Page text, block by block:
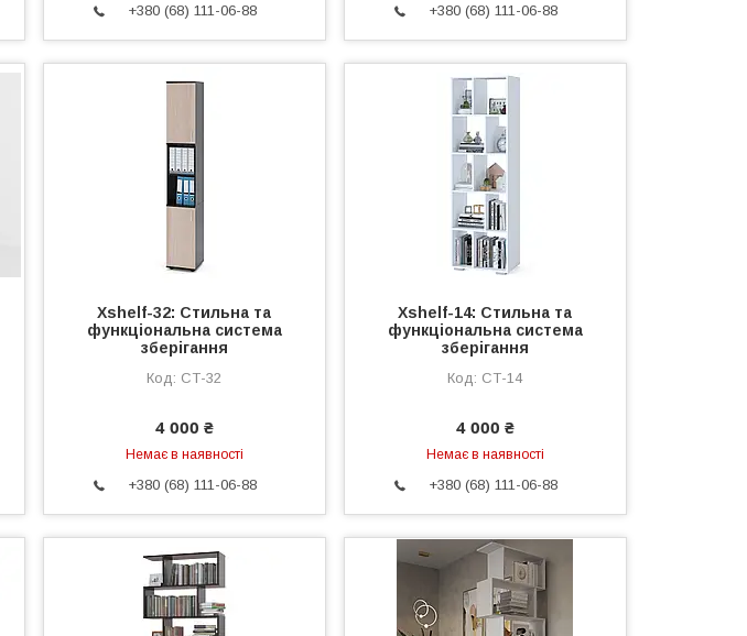
+380 (68) 111-06-88 +380 (68) 111-06-88
Xshelf-32: Стильна та
функціональна система
зберігання
СТ-32
4 000 ₴
Немає в наявності
+380 (68) 111-06-88
Xshelf-14: Стильна та
функціональна система
зберігання
СТ-14
4 000 ₴
Немає в наявності
+380 (68) 111-06-88